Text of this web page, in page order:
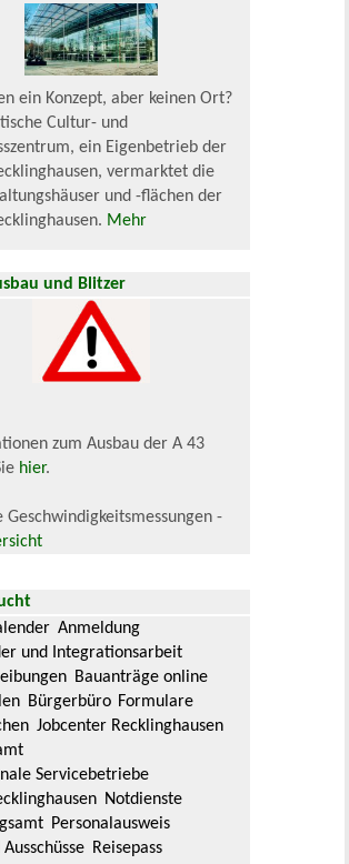
ein Konzept, aber keinen Ort?
Cultur- und
ein Eigenbetrieb der
vermarktet die
und -flächen der
Mehr
und Blitzer
zum Ausbau der A 43
hier.
Geschwindigkeitsmessungen -
Anmeldung
und Integrationsarbeit
Bauanträge online
Bürgerbüro Formulare
Jobcenter Recklinghausen
Servicebetriebe
Notdienste
Personalausweis
Reisepass